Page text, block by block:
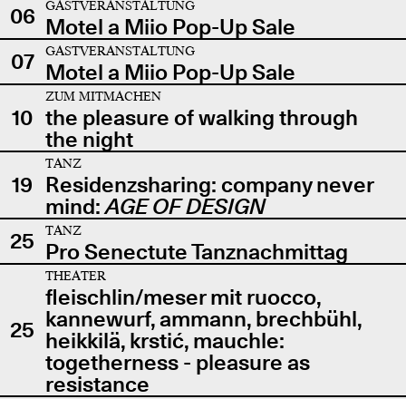
06
GASTVERANSTALTUNG
Motel a Miio Pop-Up Sale
07
GASTVERANSTALTUNG
Motel a Miio Pop-Up Sale
10
ZUM MITMACHEN
the pleasure of walking through
the night
19
TANZ
Residenzsharing: company never
mind:AGE OF DESIGN
25
TANZ
Pro Senectute Tanznachmittag
25
THEATER
fleischlin/meser mit ruocco,
kannewurf, ammann, brechbühl,
heikkilä, krstić, mauchle:
togetherness - pleasure as
resistance